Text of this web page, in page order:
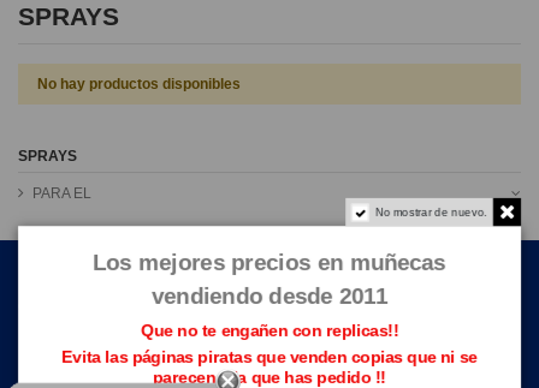
SPRAYS
No hay productos disponibles
SPRAYS
PARA EL
ENLACES DE INTERÉS
CONTACTE CON NOSOTROS
No mostrar de nuevo.
Los mejores precios en muñecas
vendiendo desde 2011
Que no te engañen con replicas!!
Evita las páginas piratas que venden copias que ni se
parecen a la que has pedido !!